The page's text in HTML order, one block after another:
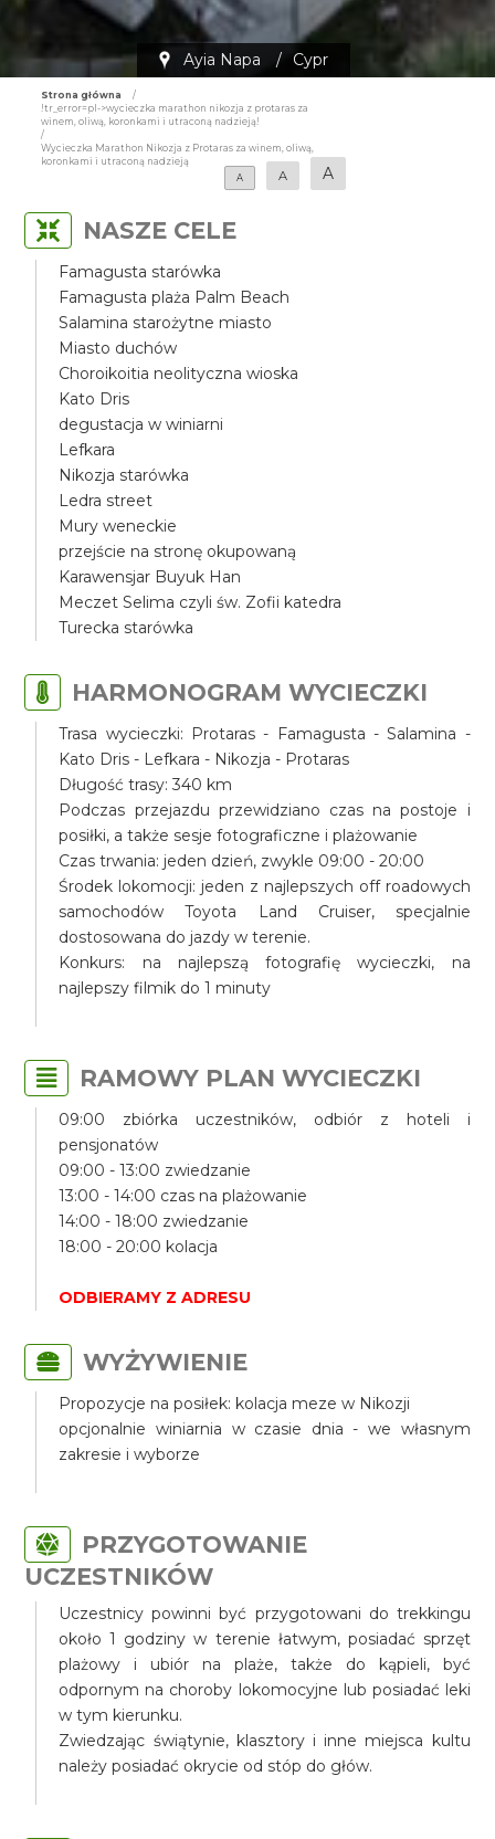
Ayia Napa / Cypr
Strona główna
/
!tr_error=pl->wycieczka marathon nikozja z protaras za
winem, oliwą, koronkami i utraconą nadzieją!
/
Wycieczka Marathon Nikozja z Protaras za winem, oliwą,
koronkami i utraconą nadzieją
A
A A
NASZE CELE
Famagusta starówka
Famagusta plaża Palm Beach
Salamina starożytne miasto
Miasto duchów
Choroikoitia neolityczna wioska
Kato Dris
degustacja w winiarni
Lefkara
Nikozja starówka
Ledra street
Mury weneckie
przejście na stronę okupowaną
Karawensjar Buyuk Han
Meczet Selima czyli św. Zofii katedra
Turecka starówka
HARMONOGRAM WYCIECZKI
Trasa wycieczki: Protaras - Famagusta - Salamina -
Kato Dris - Lefkara - Nikozja - Protaras
Długość trasy: 340 km
Podczas przejazdu przewidziano czas na postoje i
posiłki, a także sesje fotograficzne i plażowanie
Czas trwania: jeden dzień, zwykle 09:00 - 20:00
Środek lokomocji: jeden z najlepszych off roadowych
samochodów Toyota Land Cruiser, specjalnie
dostosowana do jazdy w terenie.
Konkurs: na najlepszą fotografię wycieczki, na
najlepszy filmik do 1 minuty
RAMOWY PLAN WYCIECZKI
09:00 zbiórka uczestników, odbiór z hoteli i
pensjonatów
09:00 - 13:00 zwiedzanie
13:00 - 14:00 czas na plażowanie
14:00 - 18:00 zwiedzanie
18:00 - 20:00 kolacja
ODBIERAMY Z ADRESU
WYŻYWIENIE
Propozycje na posiłek: kolacja meze w Nikozji
opcjonalnie winiarnia w czasie dnia - we własnym
zakresie i wyborze
PRZYGOTOWANIE
UCZESTNIKÓW
Uczestnicy powinni być przygotowani do trekkingu
około 1 godziny w terenie łatwym, posiadać sprzęt
plażowy i ubiór na plaże, także do kąpieli, być
odpornym na choroby lokomocyjne lub posiadać leki
w tym kierunku.
Zwiedzając świątynie, klasztory i inne miejsca kultu
należy posiadać okrycie od stóp do głów.